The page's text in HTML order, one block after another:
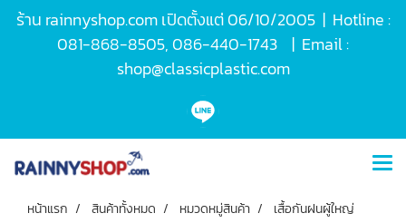
ร้าน rainnyshop.com เปิดตั้งแต่ 06/10/2005 | Hotline :
081-868-8505, 086-440-1743 | Email :
shop@classicplastic.com
หน้าแรก สินค้าทั้งหมด หมวดหมู่สินค้า
เสื้อกันฝนผู้ใหญ่